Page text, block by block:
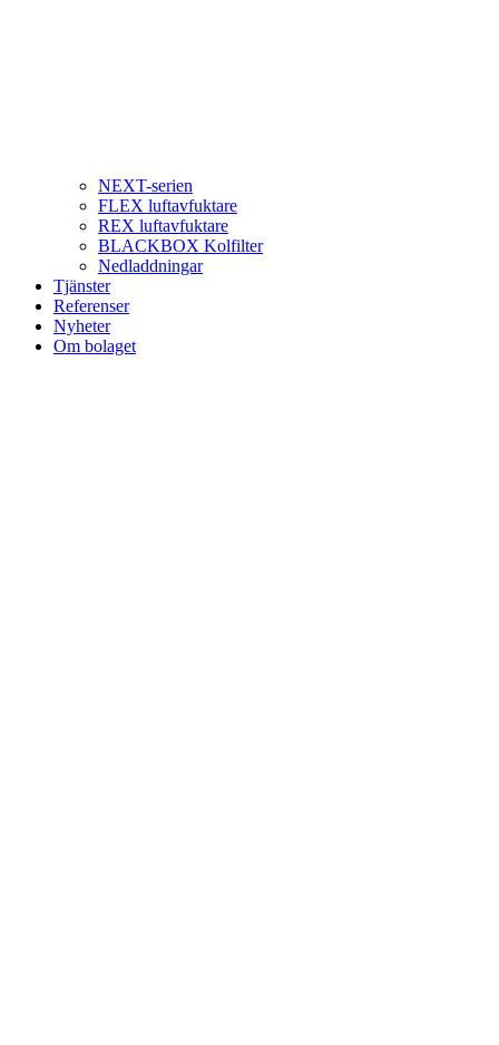
NEXT-serien
FLEX luftavfuktare
REX luftavfuktare
BLACKBOX Kolfilter
Nedladdningar
Tjänster
Referenser
Nyheter
Om bolaget